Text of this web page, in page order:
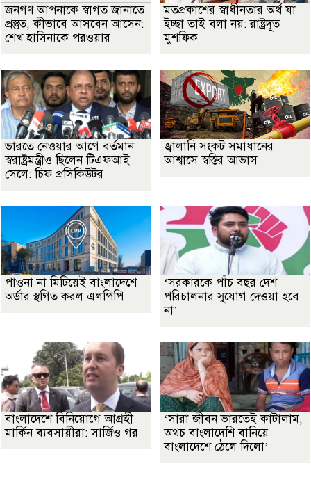
জনগণ আপনাকে স্বাগত জানাতে
প্রস্তুত, কীভাবে আসবেন আসেন:
শেখ হাসিনাকে পরওয়ার
মতপ্রকাশের স্বাধীনতার অর্থ যা
ইচ্ছা তাই বলা নয়: রাষ্ট্রদূত
মুশফিক
ভারতে নেওয়ার আগে বর্তমান
স্বরাষ্ট্রমন্ত্রীও ছিলেন টিএফআই
সেলে: চিফ প্রসিকিউটর
জ্বালানি সংকট সমাধানের
আশ্বাসে স্বস্তির আভাস
পাওনা না মিটিয়েই বাংলাদেশে
অর্ডার স্থগিত করল এলপিপি
‘সরকারকে পাঁচ বছর দেশ
পরিচালনার সুযোগ দেওয়া হবে
না’
বাংলাদেশে বিনিয়োগে আগ্রহী
মার্কিন ব্যবসায়ীরা: সার্জিও গর
‘সারা জীবন ভারতেই কাটালাম,
অথচ বাংলাদেশি বানিয়ে
বাংলাদেশে ঠেলে দিলো’